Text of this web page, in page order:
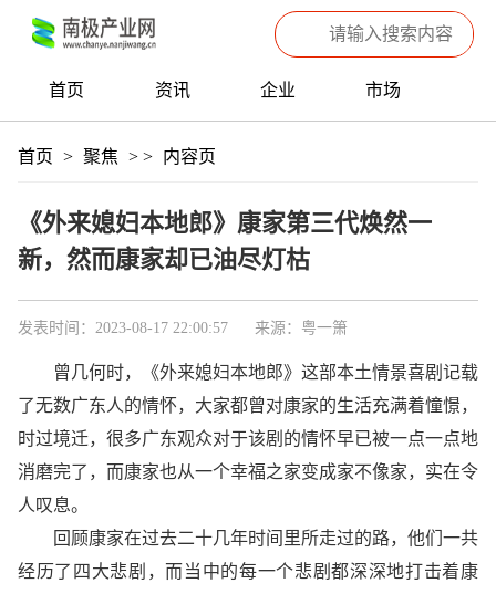
首页 资讯 企业 市场
首页 > 聚焦 > > 内容页
《外来媳妇本地郎》康家第三代焕然一
新，然而康家却已油尽灯枯
发表时间：2023-08-17 22:00:57 来源：粤一箫
曾几何时，《外来媳妇本地郎》这部本土情景喜剧记载
了无数广东人的情怀，大家都曾对康家的生活充满着憧憬，
时过境迁，很多广东观众对于该剧的情怀早已被一点一点地
消磨完了，而康家也从一个幸福之家变成家不像家，实在令
人叹息。
回顾康家在过去二十几年时间里所走过的路，他们一共
经历了四大悲剧，而当中的每一个悲剧都深深地打击着康